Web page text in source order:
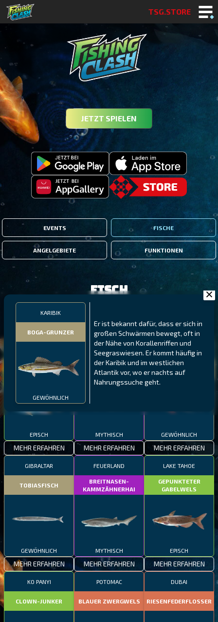
TSG.STORE
JETZT SPIELEN
EVENTS FISCHE
ANGELGEBIETE FUNKTIONEN
KARIBIK
BOGA-GRUNZER
GEWÖHNLICH
Er ist bekannt dafür, dass er sich in
großen Schwärmen bewegt, oft in
der Nähe von Korallenriffen und
Seegraswiesen. Er kommt häufig in
der Karibik und im westlichen
Atlantik vor, wo er nachts auf
Nahrungssuche geht.
Fisch
GESTRECKTER
SCHABEMUND-
EPISCH
MEHR ERFAHREN
NÖRDLICHE FJORDE
ATLANTISCHER LENG
MYTHISCH
MEHR ERFAHREN
GALAPAGOS-INSELN
MEXIKANISCHER
SCHWEINSLIPPFISCH
GEWÖHNLICH
MEHR ERFAHREN
GIBRALTAR
TOBIASFISCH
GEWÖHNLICH
MEHR ERFAHREN
FEUERLAND
BREITNASEN-
KAMMZÄHNERHAI
MYTHISCH
MEHR ERFAHREN
LAKE TAHOE
GEPUNKTETER
GABELWELS
EPISCH
MEHR ERFAHREN
KO PANYI
CLOWN-JUNKER
POTOMAC
BLAUER ZWERGWELS
DUBAI
RIESENFEDERFLOSSER